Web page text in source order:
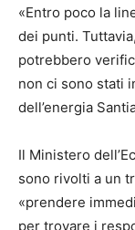
«Entro poco la
dei punti.
potrebbero
non ci sono stati
dell’energia
Il Ministero
sono rivolti a un
«prendere
per trovare i